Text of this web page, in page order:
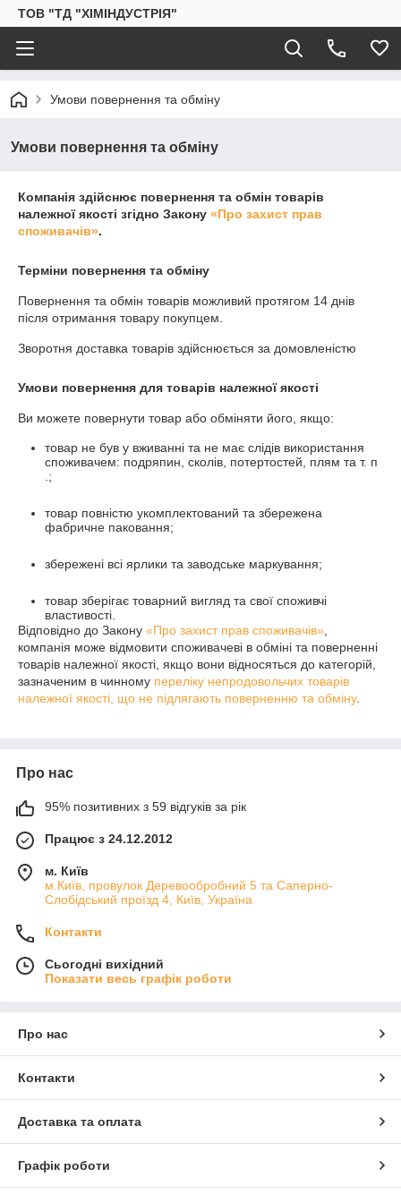
ТОВ "ТД "ХІМІНДУСТРІЯ"
Умови повернення та обміну
Умови повернення та обміну
Компанія здійснює повернення та обмін товарів
належної якості згідно Закону «Про захист прав
споживачів».
Терміни повернення та обміну
Повернення та обмін товарів можливий протягом 14 днів
після отримання товару покупцем.
Зворотня доставка товарів здійснюється за домовленістю
Умови повернення для товарів належної якості
Ви можете повернути товар або обміняти його, якщо:
товар не був у вживанні та не має слідів використання
споживачем: подряпин, сколів, потертостей, плям та т. п
.;
товар повністю укомплектований та збережена
фабричне паковання;
збережені всі ярлики та заводське маркування;
товар зберігає товарний вигляд та свої споживчі
властивості.
Відповідно до Закону «Про захист прав споживачів»
компанія може відмовити споживачеві в обміні та поверненні
товарів належної якості, якщо вони відносяться до категорій,
зазначеним в чинному переліку непродовольчих товарів
належної якості, що не підлягають поверненню та обміну.
Про нас
95% позитивних з 59 відгуків за рік
Працює з 24.12.2012
м. Київ
м.Київ, провулок Деревообробний 5 та Саперно-
Слобідський проїзд 4, Київ, Україна
Контакти
Сьогодні вихідний
Показати весь графік роботи
Про нас
Контакти
Доставка та оплата
Графік роботи